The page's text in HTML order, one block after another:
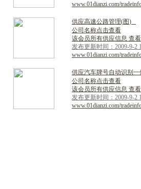
www.01dianzi.com/
供应高速公路管理(图)
公司名称点击查看
该会员所有供应信息 查
发布更新时间：2009-9-2
www.01dianzi.com/
供应汽车牌号自动识别 一
公司名称点击查看
该会员所有供应信息 查
发布更新时间：2009-9-2
www.01dianzi.com/